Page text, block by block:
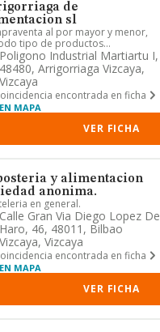
de
sl
al por mayor y menor,
tipo de productos
asi como el envasado
Poligono Industrial Martiartu I,
48480, Arrigorriaga Vizcaya,
Vizcaya
encontrada en ficha
MAPA
VER FICHA
y alimentacion
anonima.
en general.
Calle Gran Via Diego Lopez De
Haro, 46, 48011, Bilbao
Vizcaya, Vizcaya
encontrada en ficha
MAPA
VER FICHA